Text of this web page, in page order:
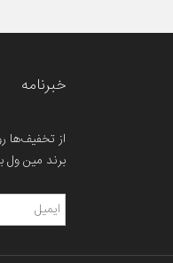
خبرنامه
از تخفیف‌ها
برند مین ول